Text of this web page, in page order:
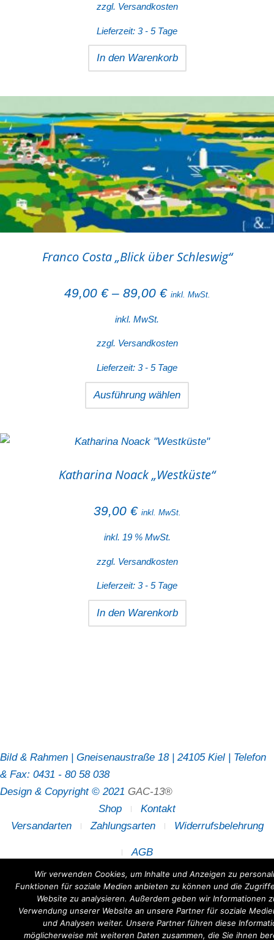
zzgl. Versandkosten
Lieferzeit: 3 - 5 Tage
In den Warenkorb
Franco Costa „ Blick über Schleswig“
49,00 €– 89,00 € inkl. MwSt.
inkl. MwSt.
zzgl. Versandkosten
Lieferzeit: 3 - 5 Tage
Ausführung wählen
Produkt
mehrere
auf.
Katharina Noack „Westküste“
39,00 € inkl. MwSt.
inkl. 19 % MwSt.
zzgl. Versandkosten
Lieferzeit: 3 - 5 Tage
In den Warenkorb
Bild & Rahmen | Gneisenaustraße 18 | 24105 Kiel | Telefon
& Fax: 0431 - 80 58 038
Design & Copyright © 2021 GAC-13®
Shop
Kontakt
Versandarten
Zahlungsarten Widerrufsbelehrung
AGB
Wir verwenden Cookies, um Inhalte und Anzeigen zu
Funktionen für soziale Medien anbieten zu können und die
Website zu analysieren. Außerdem geben wir Informationen
Verwendung unserer Website an unsere Partner für soziale
und Analysen weiter. Unsere Partner führen diese
möglicherweise mit weiteren Daten zusammen, die Sie ihnen